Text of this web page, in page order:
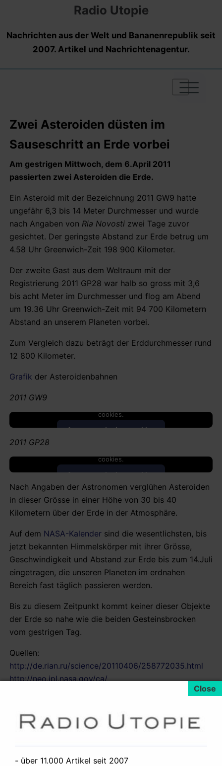
Radio Utopie
Nachrichten aus der Welt und Bananenrepublik seit
2007. Artikel und Nachrichtenagentur.
|
|
|
Zwei Asteroiden düsten im
Sauseschritt an Erde vorbei
Am gestrigen Mittwoch, dem 6.April 2011
passierten zwei Asteroiden die Erde.
Ein Asteroid mit der Bezeichnung 2011 GW9 hatte
ungefähr 6,3 bis 14 Meter Durchmesser und wurde
nach Angaben von Ria Novosti zwei Tage zuvor
gesichtet. Der geringste Abstand zur Erde betrug um
4.58 Uhr Greenwich-Zeit 198 900 Kilometer.
Der zweite Gast aus dem Weltraum mit der
Registrierung 2011 GP28 war halb so gross mit 3,6
bis acht Meter im Durchmesser und flog am Abend
um 19.36 Uhr Greenwich-Zeit mit 94 700 Kilometern
Abstand an unserem Planeten vorbei.
Zum Vergleich dazu beträgt der Erddurchmesser rund
12 800 Kilometer.
Grafik der Asteroidenbahnen
2011 GW9
cookies.
Accept marketing cookies
2011 GP28
cookies.
Accept marketing cookies
Nach Angaben der Astronomen verglühen Asteroiden
in dieser Grösse in einer Höhe von 30 bis 40
Kilometern über der Erde in der Atmosphäre.
Auf dem NASA-Kalender sind die wesentlichsten, bis
jetzt bekannten Himmelskörper mit ihrer Grösse,
Geschwindigkeit und Abstand zur Erde bis zum 14.Juli
eingetragen, die unseren Planeten im erdnahen
Bereich fast täglich passieren werden.
Bis zu diesem Zeitpunkt kommt keiner dieser Objekte
der Erde so nahe wie die beiden Gesteinsbrocken
vom gestrigen Tag.
Quellen:
http://de.rian.ru/science/20110406/258772035.html
http://neo.jpl.nasa.gov/ca/
Added on: 7. April 2011
- über 11.000 Artikel seit 2007